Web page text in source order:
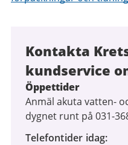
Kontakta
kundservice
Öppettider
Anmäl akuta vatten-
dygnet runt på 031-
Telefontider idag